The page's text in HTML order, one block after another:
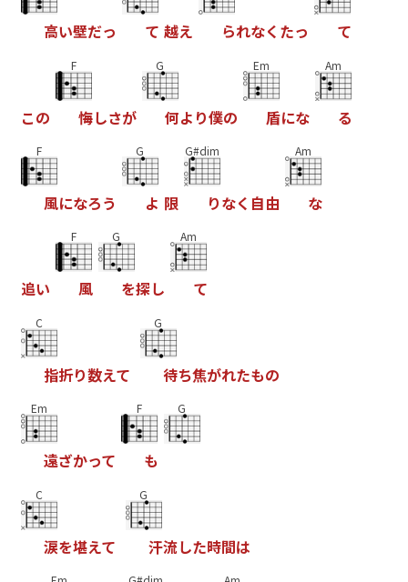
高い壁だっ て 越え られなく たっ て
この
F
悔しさが
G
何よ り僕の
Em
盾にな
Am
る
F
風になろう
G
よ 限
G#dim
りなく 自由
Am
な
追い
F
風
G
を探し
Am
て
C
指折り数えて
G
待ち焦がれたもの
Em
遠ざかって
F
も
G
C
涙を堪えて
G
汗流した時間は